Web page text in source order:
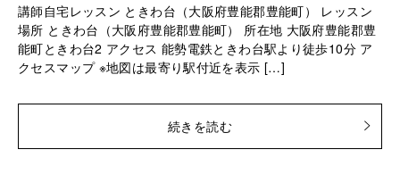
講師自宅レッスン ときわ台（大阪府豊能郡豊能町） レッスン
場所 ときわ台（大阪府豊能郡豊能町） 所在地 大阪府豊能郡豊
能町ときわ台2 アクセス 能勢電鉄ときわ台駅より徒歩10分 ア
クセスマップ ※地図は最寄り駅付近を表示 […]
続きを読む